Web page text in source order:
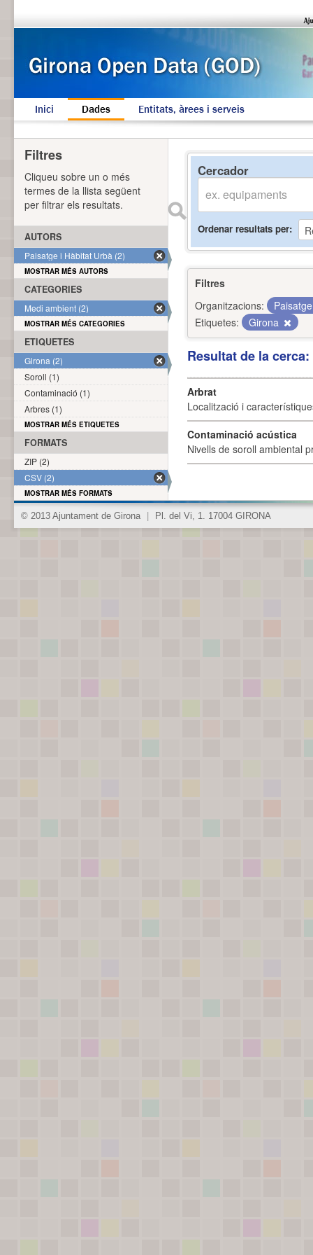
Inici Dades Entitats, àrees i serveis
Cercador
Ordenar resultats per
Filtres
Organitzacions:
Etiquetes:
Girona
Resultat de la
Arbrat
Localització i
Contaminació acústica
Nivells de soroll ambiental
Filtres
Cliqueu sobre un o més
termes de la llista següent
per filtrar els resultats.
AUTORS
Paisatge i Hàbitat Urbà (2)
MOSTRAR MÉS AUTORS
CATEGORIES
Medi ambient (2)
MOSTRAR MÉS CATEGORIES
ETIQUETES
Girona (2)
Soroll (1)
Contaminació (1)
Arbres (1)
MOSTRAR MÉS ETIQUETES
FORMATS
ZIP (2)
CSV (2)
MOSTRAR MÉS FORMATS
© 2013 Ajuntament de Girona Pl. del Vi, 1. 17004 GIRONA